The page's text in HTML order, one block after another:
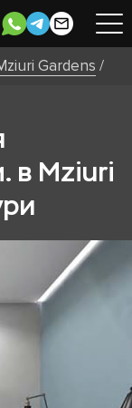
Gardens /
в Mziuri